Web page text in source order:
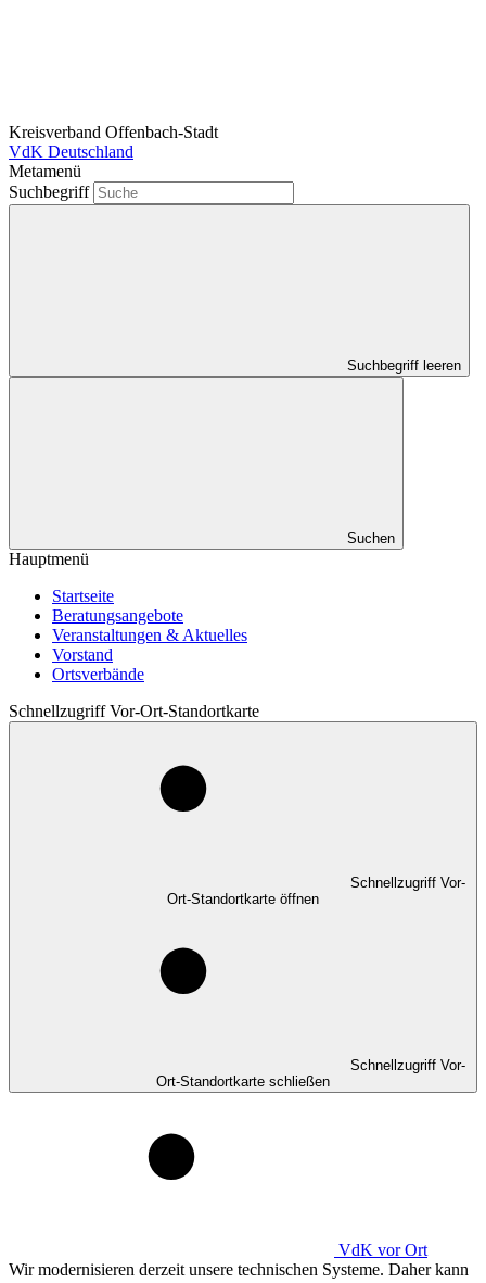
Kreisverband Offenbach-Stadt
VdK Deutschland
Metamenü
Suchbegriff
Suchbegriff leeren
Suchen
Hauptmenü
Startseite
Beratungsangebote
Veranstaltungen & Aktuelles
Vorstand
Ortsverbände
Schnellzugriff Vor-Ort-Standortkarte
Schnellzugriff Vor-
Ort-Standortkarte öffnen
Schnellzugriff Vor-
Ort-Standortkarte schließen
VdK vor Ort
Wir modernisieren derzeit unsere technischen Systeme. Daher kann